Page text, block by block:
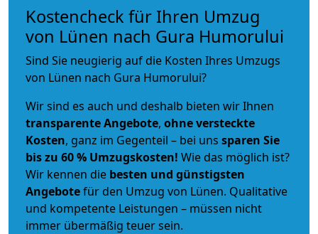
Kostencheck für Ihren Umzug
von Lünen nach Gura Humorului
Sind Sie neugierig auf die Kosten Ihres Umzugs
von Lünen nach Gura Humorului?
Wir sind es auch und deshalb bieten wir Ihnen
transparente Angebote, ohne versteckte
Kosten, ganz im Gegenteil – bei uns sparen Sie
bis zu 60 % Umzugskosten! Wie das möglich ist?
Wir kennen die besten und günstigsten
Angebotefür den Umzug von Lünen. Qualitative
und kompetente Leistungen – müssen nicht
immer übermäßig teuer sein.